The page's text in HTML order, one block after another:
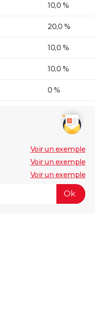
10,0 %
20,0 %
10,0 %
10,0 %
0 %
Voir un exemple
Voir un exemple
Voir un exemple